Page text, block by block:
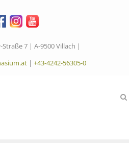
7 | A-9500 Villach |
| +43-4242-56305-0